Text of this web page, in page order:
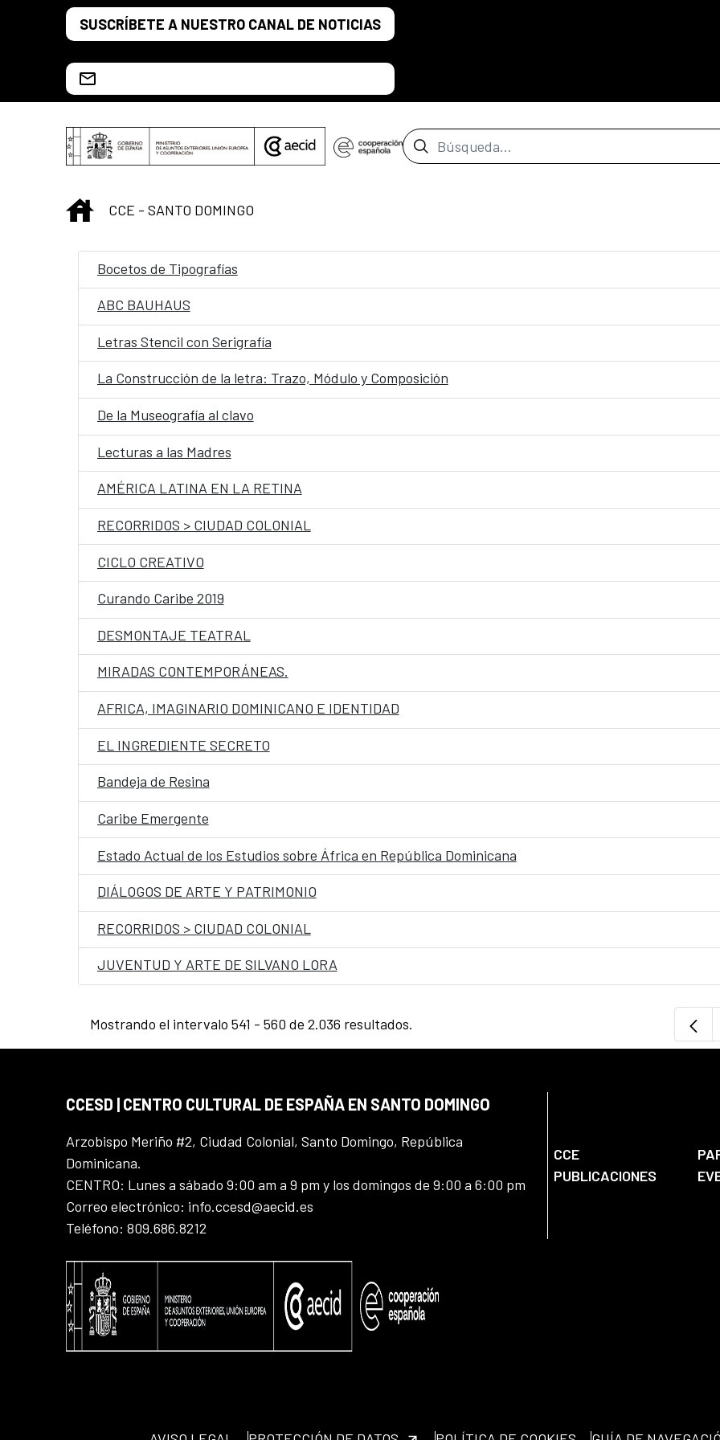
Saltar al contenido principal
SUSCRÍBETE A NUESTRO CANAL DE NOTICIAS
Barra de búsqueda
INICIO
CCE - SANTO DOMINGO
Bocetos de Tipografías
ABC BAUHAUS
Letras Stencil con Serigrafía
La Construcción de la letra: Trazo, Módulo y Composición
De la Museografía al clavo
Lecturas a las Madres
AMÉRICA LATINA EN LA RETINA
RECORRIDOS > CIUDAD COLONIAL
CICLO CREATIVO
Curando Caribe 2019
DESMONTAJE TEATRAL
MIRADAS CONTEMPORÁNEAS.
AFRICA, IMAGINARIO DOMINICANO E IDENTIDAD
EL INGREDIENTE SECRETO
Bandeja de Resina
Caribe Emergente
Estado Actual de los Estudios sobre África en República Dominicana
DIÁLOGOS DE ARTE Y PATRIMONIO
RECORRIDOS > CIUDAD COLONIAL
JUVENTUD Y ARTE DE SILVANO LORA
Mostrando el intervalo 541 - 560 de 2.036 resultados.
CCESD | CENTRO CULTURAL DE ESPAÑA EN SANTO DOMINGO
Arzobispo Meriño #2, Ciudad Colonial, Santo Domingo, República
Dominicana.
CENTRO: Lunes a sábado 9:00 am a 9 pm y los domingos de 9:00 a 6:00 pm
Correo electrónico: info.ccesd@aecid.es
Teléfono: 809.686.8212
CCE
PUBLICACIONES